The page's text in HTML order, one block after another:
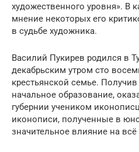
художественного уровня». В
мнение некоторых его
в судьбе художника.
Василий Пукирев родился в
декабрьским утром сто
крестьянской семье.
начальное образование,
губернии учеником
иконописи, полученные в
значительное влияние на